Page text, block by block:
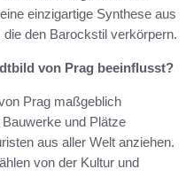
einzigartige Synthese aus
den Barockstil verkörpern.
von Prag beeinflusst?
Prag maßgeblich
und Plätze
aus aller Welt anziehen.
von der Kultur und